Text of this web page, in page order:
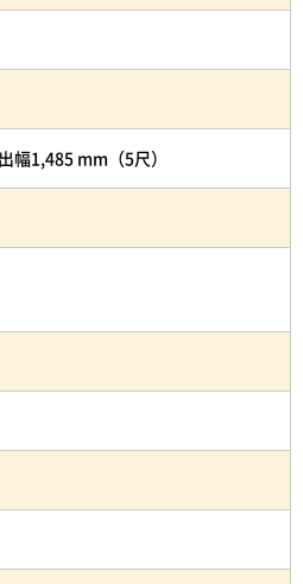
1,485 mm（5尺）